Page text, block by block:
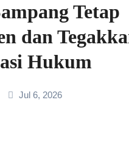
Tetap
dan
Hukum
Jul 6, 2026